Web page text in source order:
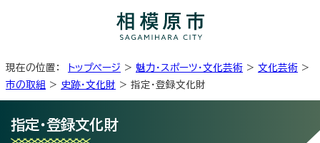
現在の位置： トップページ > 魅力・スポーツ・文化芸術 > 文化芸術 >
市の取組 > 史跡・文化財 > 指定・登録文化財
指定・登録文化財